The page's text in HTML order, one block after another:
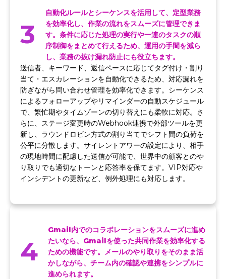
3
自動化ルールとシーケンスを活用して、定型業務
を効率化し、作業の流れをスムーズに管理できま
す。条件に応じた処理の実行や一連のタスクの順
序制御をまとめて行えるため、運用の手間を減ら
し、業務の抜け漏れ防止にも役立ちます。
送信者、キーワード、返信ペースに応じてタグ付け・割り
当て・エスカレーションを自動化できるため、対応漏れを
防ぎながら問い合わせ管理を効率化できます。シーケンス
によるフォローアップやリマインダーの自動スケジュール
で、繁忙期やタイムゾーンの切り替えにも柔軟に対応。さ
らに、ステージ変更時のWebhook連携で外部ツールを更
新し、ラウンドロビン方式の割り当てでシフト間の負荷を
公平に分散します。サイレントアワーの設定により、相手
の現地時間に配慮した送信が可能で、世界中の顧客とのや
り取りでも適切なトーンと応答率を保てます。VIP対応や
インシデントの更新など、例外処理にも対応します。
4
Gmail内でのコラボレーションをスムーズに進め
たいなら、Gmailを使った共同作業を効率化する
ための機能です。メールのやり取りをそのまま活
かしながら、チーム内の確認や連携をシンプルに
進められます。